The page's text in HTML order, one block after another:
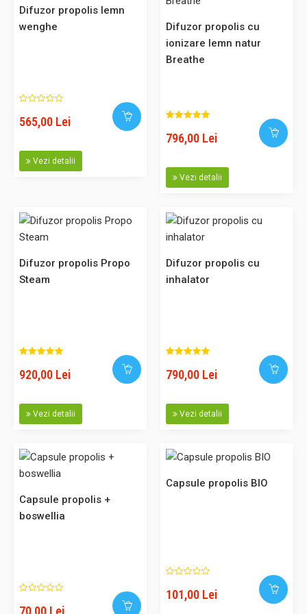
101,00 Lei
Adaugă în Coş
Difuzorul de propolis Propolair imbogateste atmosfera
camerei difuzand in aer particule de propolis care ofera
PropolAir răspândeste fracțiunea volatila a propolisului
complet și selectiv. Difuzoarele încălzesc propolisul pana
Adaugă în Coş
Difuzor propolis lemn natur
Difuzorul de propolis Propolair imbogateste atmosfera
camerei difuzand in aer particule de propolis care ofera
protectie antibiotica, antivirala si imunitara. Difuzorul
Difuzor propolis lemn
wenghe
565,00 Lei
Vezi detalii
Difuzor propolis cu
ionizare lemn natur
Breathe
796,00 Lei
Vezi detalii
Difuzor propolis Propo
Steam
920,00 Lei
Vezi detalii
Difuzor propolis cu
inhalator
790,00 Lei
Vezi detalii
Capsule propolis +
boswellia
70,00 Lei
Capsule propolis BIO
101,00 Lei